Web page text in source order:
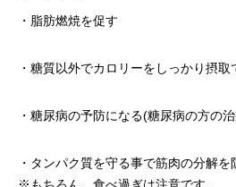
・脂肪燃焼を促す
・糖質以外でカロリーをしっかり摂
・糖尿病の予防になる(糖尿病の方の
・タンパク質を守る事で筋肉の分解を
※もちろん、食べ過ぎは注意です。